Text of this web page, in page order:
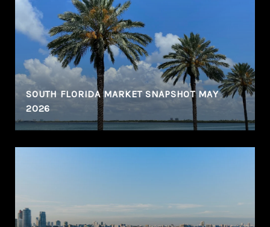
SOUTH FLORIDA MARKET SNAPSHOT MAY
2026